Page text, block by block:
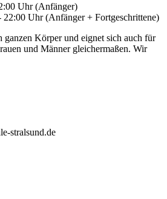
Uhr (Anfänger)
22:00 Uhr (Anfänger + Fortgeschrittene)
ganzen Körper und eignet sich auch für
und Männer gleichermaßen. Wir
stralsund.de